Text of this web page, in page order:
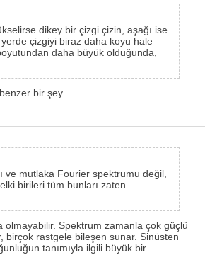
dikey bir çizgi çizin, aşağı ise
çizgiyi biraz daha koyu hale
daha büyük olduğunda,
bir şey...
ve mutlaka Fourier spektrumu değil,
birileri tüm bunları zaten
olmayabilir. Spektrum zamanla çok güçlü
birçok rastgele bileşen sunar. Sinüsten
tanımıyla ilgili büyük bir